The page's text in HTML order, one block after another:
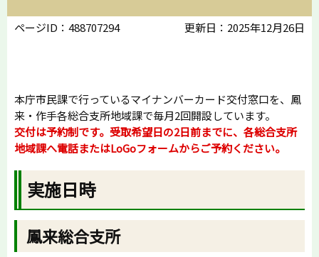
ページID：488707294 更新日：2025年12月26日
本庁市民課で行っているマイナンバーカード交付窓口を、鳳
来・作手各総合支所地域課で毎月2回開設しています。
交付は予約制です。受取希望日の2日前までに、 各総合支所
地域課へ電話またはLoGoフォームからご予約ください。
実施日時
鳳来総合支所